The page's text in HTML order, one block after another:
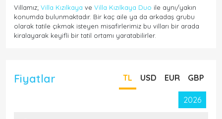
Villamız; Villa Kızılkaya ve Villa Kızılkaya Duo ile aynı/yakın
konumda bulunmaktadır. Bir kaç aile ya da arkadaş grubu
olarak tatile çıkmak isteyen misafirlerimiz bu vilları bir arada
kiralayarak keyifli bir tatil ortamı yaratabilirler.
Fiyatlar TL USD EUR GBP
2026